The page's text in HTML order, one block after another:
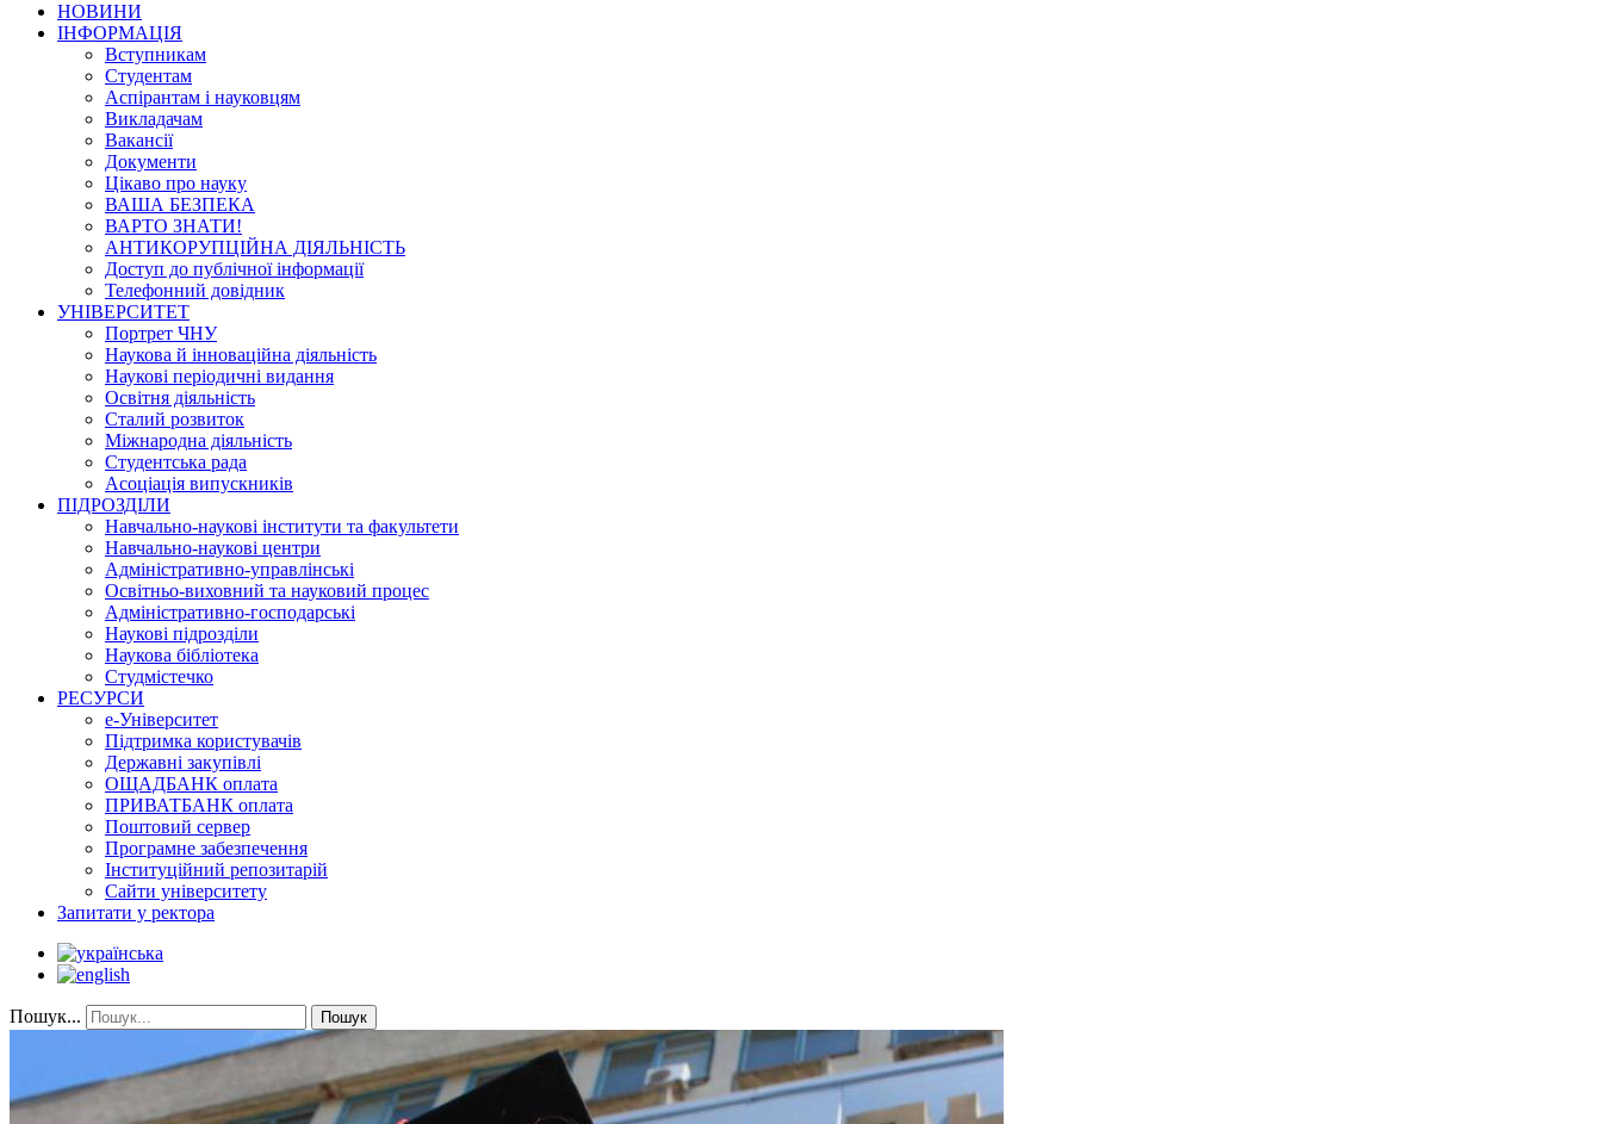
НОВИНИ
ІНФОРМАЦІЯ
Вступникам
Студентам
Аспірантам і науковцям
Викладачам
Вакансії
Документи
Цікаво про науку
ВАША БЕЗПЕКА
ВАРТО ЗНАТИ!
АНТИКОРУПЦІЙНА ДІЯЛЬНІСТЬ
Доступ до публічної інформації
Телефонний довідник
УНІВЕРСИТЕТ
Портрет ЧНУ
Наукова й інноваційна діяльність
Наукові періодичні видання
Освітня діяльність
Сталий розвиток
Міжнародна діяльність
Студентська рада
Асоціація випускників
ПІДРОЗДІЛИ
Навчально-наукові інститути та факультети
Навчально-наукові центри
Адміністративно-управлінські
Освітньо-виховний та науковий процес
Адміністративно-господарські
Наукові підрозділи
Наукова бібліотека
Студмістечко
РЕСУРСИ
е-Університет
Підтримка користувачів
Державні закупівлі
ОЩАДБАНК оплата
ПРИВАТБАНК оплата
Поштовий сервер
Програмне забезпечення
Інституційний репозитарій
Сайти університету
Запитати у ректора
Пошук... Пошук